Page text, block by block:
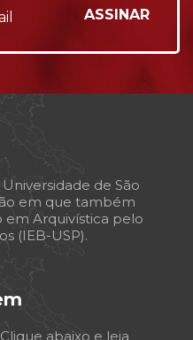
de São
em que também
em Arquivística pelo
(IEB-USP).
abaixo e leia